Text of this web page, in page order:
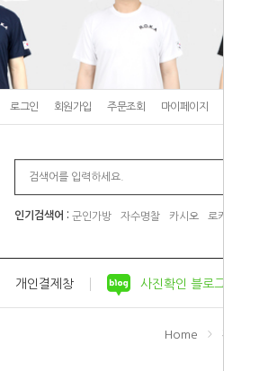
로그인 회원가입 주문조회 마이페이지
인기검색어 : 군인가방 자수명찰 카시오 로카티
개인결제창 사진확인 블로그
Home > 자대생활용품